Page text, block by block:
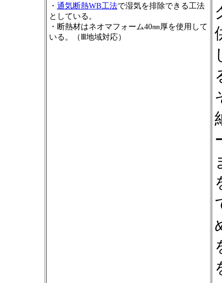
・ 通気断熱WB工法で湿気を排除できる工法
としている。
・断熱材はネオマフォーム40㎜厚を使用して
いる。（Ⅲ地域対応）